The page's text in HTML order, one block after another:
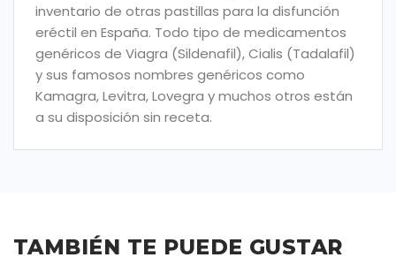
inventario de otras pastillas para la disfunción
eréctil en España. Todo tipo de medicamentos
genéricos de Viagra (Sildenafil), Cialis (Tadalafil)
y sus famosos nombres genéricos como
Kamagra, Levitra, Lovegra y muchos otros están
a su disposición sin receta.
TAMBIÉN TE PUEDE GUSTAR